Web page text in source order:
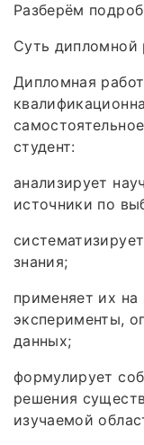
Разберём
Суть дипломной
Дипломная
студент:
анализирует
источники по
знания;
применяет их
эксперименты,
данных;
формулирует
решения
изучаемой